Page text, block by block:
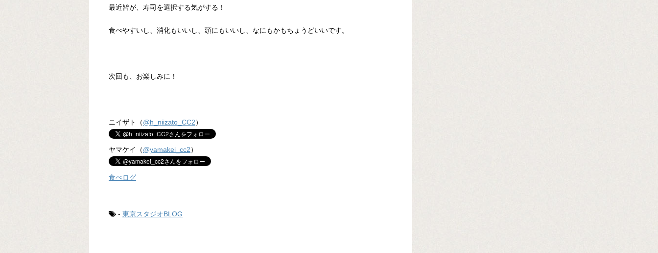
最近皆が、寿司を選択する気がする！
食べやすいし、消化もいいし、頭にもいいし、なにもかもちょうどいいです。
次回も、お楽しみに！
ニイザト（@h_niizato_CC2）
ヤマケイ（@yamakei_cc2）
食べログ
- 東京スタジオBLOG